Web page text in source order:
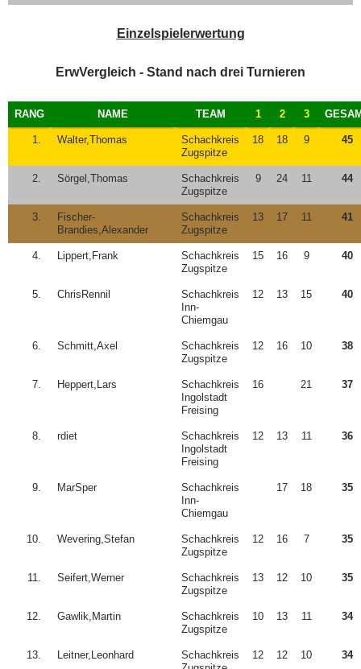
Einzelspielerwertung
ErwVergleich - Stand nach drei Turnieren
RANG NAME TEAM 1 2 3
1. Walter,Thomas
Schachkreis
Zugspitze
18 18 9 45
2. Sörgel,Thomas
Schachkreis
Zugspitze
9 24 11 44
3.
Fischer-
Brandies,Alexander
Schachkreis
Zugspitze
13 17 11 41
4. Lippert,Frank
Schachkreis
Zugspitze
15 16 9 40
5. ChrisRennil
Schachkreis
Inn-
Chiemgau
12 13 15 40
6. Schmitt,Axel
Schachkreis
Zugspitze
12 16 10 38
7. Heppert,Lars
Schachkreis
Ingolstadt
Freising
16 21 37
8. rdiet
Schachkreis
Ingolstadt
Freising
12 13 11 36
9. MarSper
Schachkreis
Inn-
Chiemgau
17 18 35
10. Wevering,Stefan
Schachkreis
Zugspitze
12 16 7 35
11. Seifert,Werner
Schachkreis
Zugspitze
13 12 10 35
12. Gawlik,Martin
Schachkreis
Zugspitze
10 13 11 34
13. Leitner,Leonhard
Schachkreis
12 12 10 34